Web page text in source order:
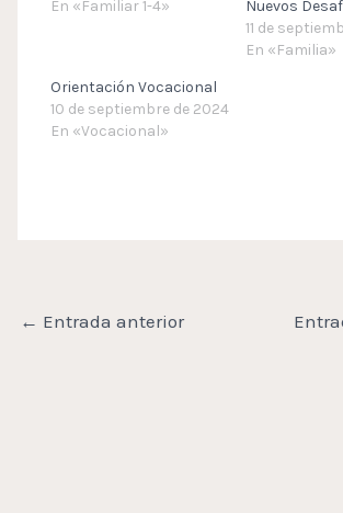
En «Familiar 1-4»
Nuevos
11 de
En «Familia»
Orientación Vocacional
10 de septiembre de 2024
En «Vocacional»
← Entrada anterior